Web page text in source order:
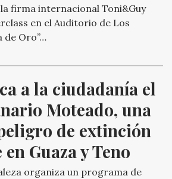
firma internacional Toni&Guy
en el Auditorio de Los
de Oro”…
a la ciudadanía el
Moteado, una
de extinción
Guaza y Teno
organiza un programa de